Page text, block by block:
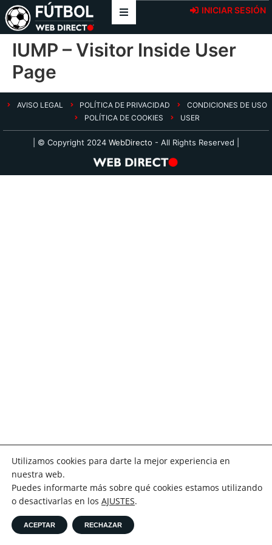
INICIAR SESIÓN
IUMP – Visitor Inside User
Page
AVISO LEGAL POLÍTICA DE PRIVACIDAD
CONDICIONES DE USO
POLÍTICA DE COOKIES
USER
| © Copyright 2024 WebDirecto - All Rights Reserved |
Utilizamos cookies para darte la mejor experiencia en
nuestra web.
Puedes informarte más sobre qué cookies estamos utilizando
o desactivarlas en los AJUSTES.
ACEPTAR RECHAZAR